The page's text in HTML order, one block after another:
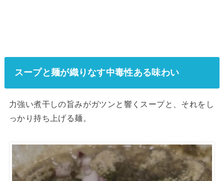
スープと麺が織りなす中毒性ある味わい
力強い煮干しの旨みがガツンと響くスープと、それをし
っかり持ち上げる麺。